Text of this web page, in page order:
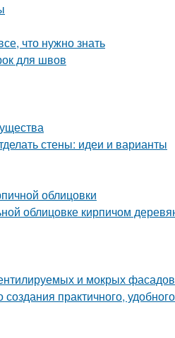
что нужно знать
для швов
стены: идеи и варианты
облицовки
облицовке кирпичом
и мокрых фасадов
практичного,